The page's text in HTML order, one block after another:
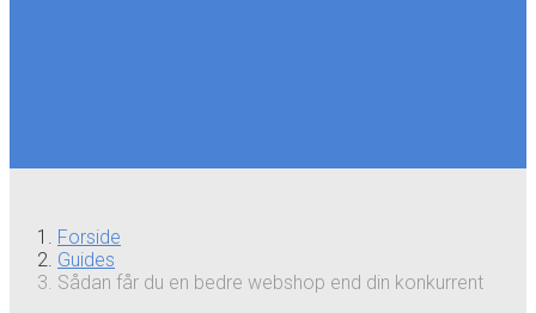
Forside
Guides
Sådan får du en bedre webshop end din konkurrent